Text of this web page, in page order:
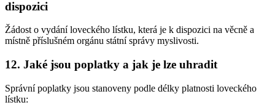
dispozici
Žádost o vydání loveckého lístku, která je k dispozici na věcně a
místně příslušném orgánu státní správy myslivosti.
12. Jaké jsou poplatky a jak je lze uhradit
Správní poplatky jsou stanoveny podle délky platnosti loveckého
lístku: